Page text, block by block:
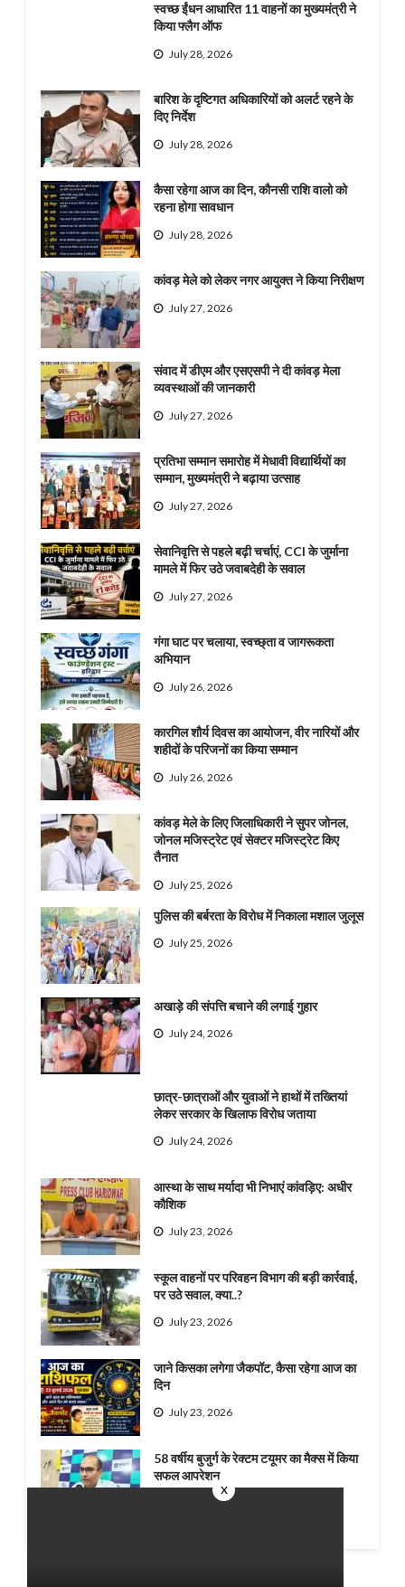
x
स्वच्छ ईंधन आधारित 11 वाहनों का मुख्यमंत्री ने
किया फ्लैग ऑफ
July 28, 2026
बारिश के दृष्टिगत अधिकारियों को अलर्ट रहने के
दिए निर्देश
July 28, 2026
कैसा रहेगा आज का दिन, कौनसी राशि वालो को
रहना होगा सावधान
July 28, 2026
कांवड़ मेले को लेकर नगर आयुक्त ने किया निरीक्षण
July 27, 2026
संवाद में डीएम और एसएसपी ने दी कांवड़ मेला
व्यवस्थाओं की जानकारी
July 27, 2026
प्रतिभा सम्मान समारोह में मेधावी विद्यार्थियों का
सम्मान, मुख्यमंत्री ने बढ़ाया उत्साह
July 27, 2026
सेवानिवृत्ति से पहले बढ़ी चर्चाएं, CCI के जुर्माना
मामले में फिर उठे जवाबदेही के सवाल
July 27, 2026
गंगा घाट पर चलाया, स्वच्छ्ता व जागरूकता
अभियान
July 26, 2026
कारगिल शौर्य दिवस का आयोजन, वीर नारियों और
शहीदों के परिजनों का किया सम्मान
July 26, 2026
कांवड़ मेले के लिए जिलाधिकारी ने सुपर जोनल,
जोनल मजिस्ट्रेट एवं सेक्टर मजिस्ट्रेट किए
तैनात
July 25, 2026
पुलिस की बर्बरता के विरोध में निकाला मशाल जुलूस
July 25, 2026
अखाड़े की संपत्ति बचाने की लगाई गुहार
July 24, 2026
छात्र-छात्राओं और युवाओं ने हाथों में तख्तियां
लेकर सरकार के खिलाफ विरोध जताया
July 24, 2026
आस्था के साथ मर्यादा भी निभाएं कांवड़िए: अधीर
कौशिक
July 23, 2026
स्कूल वाहनों पर परिवहन विभाग की बड़ी कार्रवाई,
पर उठे सवाल, क्या..?
July 23, 2026
जाने किसका लगेगा जैकपॉट, कैसा रहेगा आज का
दिन
July 23, 2026
58 वर्षीय बुजुर्ग के रेक्टम टयूमर का मैक्स में किया
सफल आपरेशन
July 22, 2026